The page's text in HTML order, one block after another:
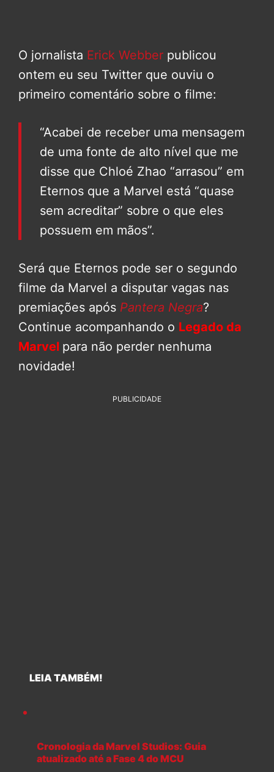
O jornalista Erick Webber publicou
ontem eu seu Twitter que ouviu o
primeiro comentário sobre o filme:
“Acabei de receber uma mensagem
de uma fonte de alto nível que me
disse que Chloé Zhao “arrasou” em
Eternos que a Marvel está “quase
sem acreditar” sobre o que eles
possuem em mãos”.
Será que Eternos pode ser o segundo
filme da Marvel a disputar vagas nas
premiações após Pantera Negra?
Continue acompanhando o Legado da
Marvel para não perder nenhuma
novidade!
PUBLICIDADE
LEIA TAMBÉM!
Cronologia da Marvel Studios: Guia
atualizado até a Fase 4 do MCU